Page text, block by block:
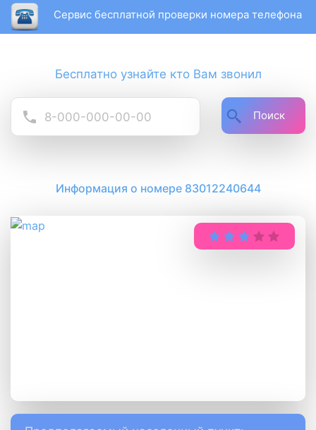
Сервис бесплатной проверки номера телефона
Бесплатно узнайте кто Вам звонил
Поиск
Информация о номере 83012240644